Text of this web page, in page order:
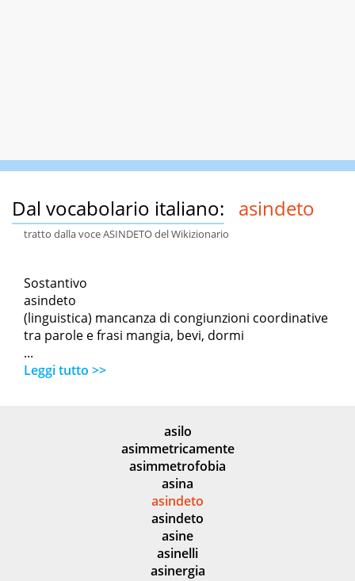
Dal vocabolario italiano: asindeto
tratto dalla voce ASINDETO del Wikizionario
Sostantivo
asindeto
(linguistica) mancanza di congiunzioni coordinative
tra parole e frasi mangia, bevi, dormi
...
Leggi tutto >>
asilo
asimmetricamente
asimmetrofobia
asina
asindeto
asindeto
asine
asinelli
asinergia